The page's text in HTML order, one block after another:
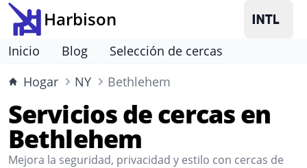
Harbison
Inicio Blog
Selección de cercas
Hogar
NY Bethlehem
Servicios de cercas en
Bethlehem
Mejora la seguridad, privacidad y estilo con cercas de